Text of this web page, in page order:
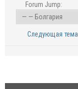
Forum Jump:
Следующая тема